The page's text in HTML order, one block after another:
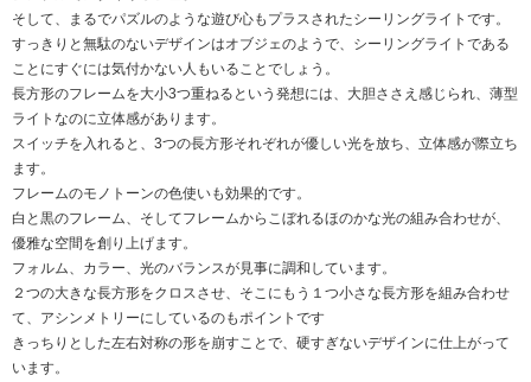
そして、まるでパズルのような遊び心もプラスされたシーリングライトです。
すっきりと無駄のないデザインはオブジェのようで、シーリングライトである
ことにすぐには気付かない人もいることでしょう。
長方形のフレームを大小3つ重ねるという発想には、大胆ささえ感じられ、薄型
ライトなのに立体感があります。
スイッチを入れると、3つの長方形それぞれが優しい光を放ち、立体感が際立ち
ます。
フレームのモノトーンの色使いも効果的です。
白と黒のフレーム、そしてフレームからこぼれるほのかな光の組み合わせが、
優雅な空間を創り上げます。
フォルム、カラー、光のバランスが見事に調和しています。
２つの大きな長方形をクロスさせ、そこにもう１つ小さな長方形を組み合わせ
て、アシンメトリーにしているのもポイントです
きっちりとした左右対称の形を崩すことで、硬すぎないデザインに仕上がって
います。